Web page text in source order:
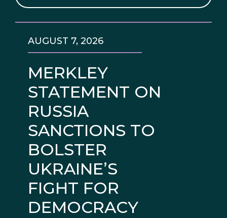
MERKLEY
STATEMENT ON
RUSSIA
SANCTIONS TO
BOLSTER
UKRAINE’S
FIGHT FOR
DEMOCRACY
AUGUST 7, 2026